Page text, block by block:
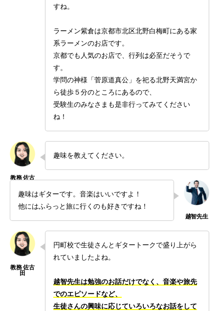
すね。
ラーメン紫倉は京都市北区北野白梅町にある家
系ラーメンのお店です。
京都でも人気のお店で、行列は必至だそうで
す。
学問の神様「菅原道真公」を祀る北野天満宮か
ら徒歩５分のところにあるので、
受験生のみなさまも是非行ってみてください
ね！
趣味を教えてください。
趣味はギターです。音楽はいいですよ！
他にはふらっと旅に行くのも好きですね！
円町校で生徒さんとギタートークで盛り上がら
れていましたよね。
越智先生は勉強のお話だけでなく、音楽や旅先
でのエピソードなど、
生徒さんの興味に応じていろいろなお話をして